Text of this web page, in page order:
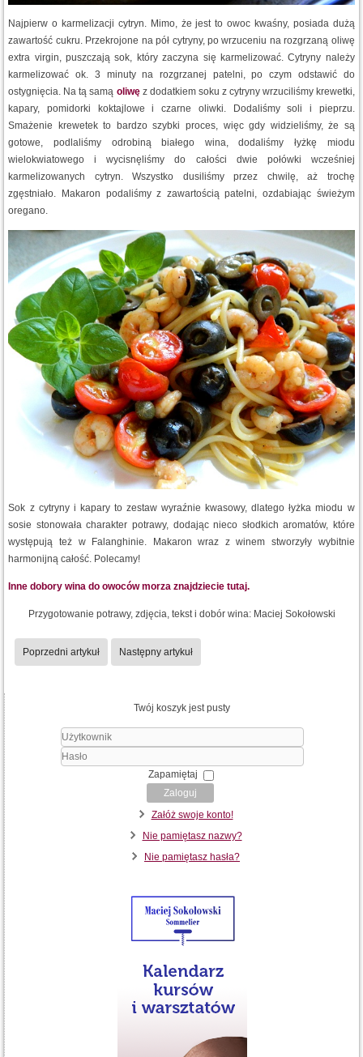
Najpierw o karmelizacji cytryn. Mimo, że jest to owoc kwaśny, posiada dużą
zawartość cukru. Przekrojone na pół cytryny, po wrzuceniu na rozgrzaną oliwę
extra virgin, puszczają sok, który zaczyna się karmelizować. Cytryny należy
karmelizować ok. 3 minuty na rozgrzanej patelni, po czym odstawić do
ostygnięcia. Na tą samą oliwęz dodatkiem soku z cytryny wrzuciliśmy krewetki,
kapary, pomidorki koktajlowe i czarne oliwki. Dodaliśmy soli i pieprzu.
Smażenie krewetek to bardzo szybki proces, więc gdy widzieliśmy, że są
gotowe, podlaliśmy odrobiną białego wina, dodaliśmy łyżkę miodu
wielokwiatowego i wycisnęliśmy do całości dwie połówki wcześniej
karmelizowanych cytryn. Wszystko dusiliśmy przez chwilę, aż trochę
zgęstniało. Makaron podaliśmy z zawartością patelni, ozdabiając świeżym
oregano.
Sok z cytryny i kapary to zestaw wyraźnie kwasowy, dlatego łyżka miodu w
sosie stonowała charakter potrawy, dodając nieco słodkich aromatów, które
występują też w Falanghinie. Makaron wraz z winem stworzyły wybitnie
harmonijną całość. Polecamy!
Inne dobory wina do owoców morza znajdziecie tutaj.
Przygotowanie potrawy, zdjęcia, tekst i dobór wina: Maciej Sokołowski
Poprzedni artykuł Następny artykuł
Twój koszyk jest pusty
Zapamiętaj
Zaloguj
Załóż swoje konto!
Nie pamiętasz nazwy?
Nie pamiętasz hasła?